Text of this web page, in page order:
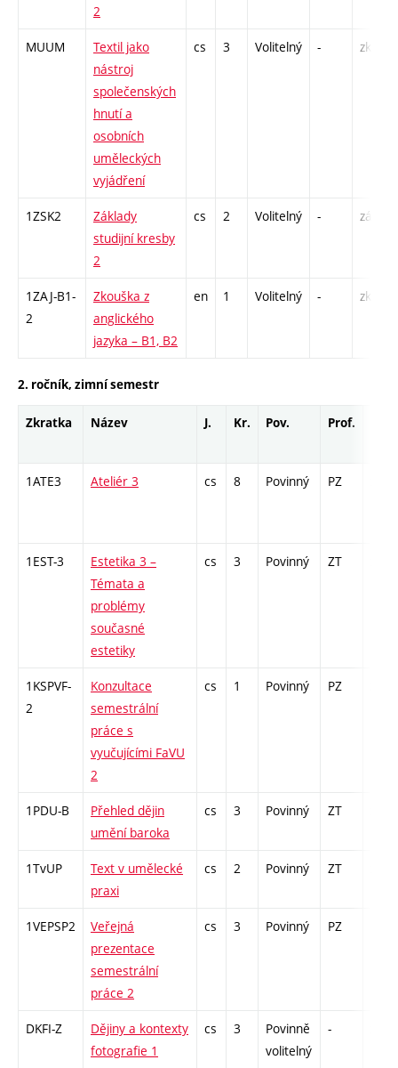
2
MUUM
Textil jako
nástroj
společenských
hnutí a
osobních
uměleckých
vyjádření
cs 3 Volitelný - zk
1ZSK2
Základy
studijní kresby
2
cs 2 Volitelný - zá
1ZAJ-B1-
2
Zkouška z
anglického
jazyka – B1, B2
en 1 Volitelný - zk
2. ročník, zimní semestr
Zkratka Název J. Kr. Pov. Prof.
1ATE3 Ateliér 3 cs 8 Povinný PZ
1EST-3
Estetika 3 –
Témata a
problémy
současné
estetiky
cs 3 Povinný ZT
1KSPVF-
2
Konzultace
semestrální
práce s
vyučujícími FaVU
2
cs 1 Povinný PZ
1PDU-B
Přehled dějin
umění baroka
cs 3 Povinný ZT
1TvUP
Text v umělecké
praxi
cs 2 Povinný ZT
1VEPSP2
Veřejná
prezentace
semestrální
práce 2
cs 3 Povinný PZ
DKFI-Z
Dějiny a kontexty
fotografie 1
cs 3
Povinně
volitelný
-